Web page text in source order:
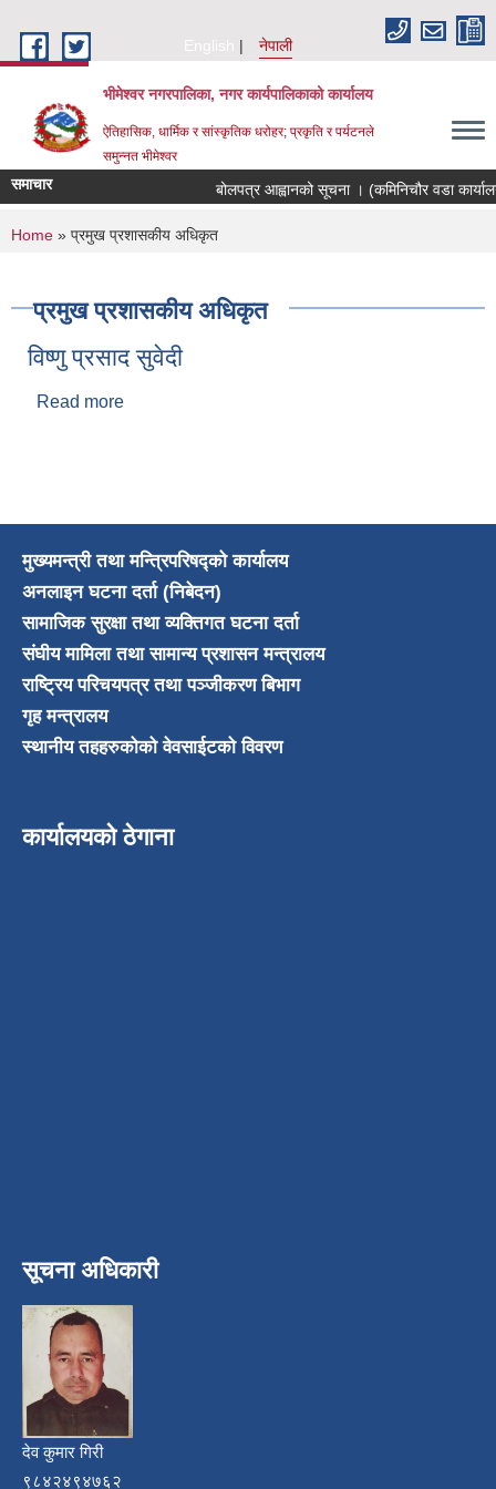
English
नेपाली
भीमेश्वर नगरपालिका, नगर कार्यपालिकाको कार्यालय
ऐतिहासिक, धार्मिक र सांस्कृतिक धरोहर; प्रकृति र पर्यटनले
समुन्नत भीमेश्वर
समाचार बोलपत्र आह्वानको सूचना । (कमिनिचौर वडा
You are here
Home » प्रमुख प्रशासकीय अधिकृत
प्रमुख प्रशासकीय अधिकृत
विष्णु प्रसाद सुवेदी
Read more
मुख्यमन्त्री तथा मन्त्रिपरिषद्को कार्यालय
अनलाइन घटना दर्ता (निबेदन)
सामाजिक सुरक्षा तथा व्यक्तिगत घटना दर्ता
संघीय मामिला तथा सामान्य प्रशासन मन्त्रालय
राष्ट्रिय परिचयपत्र तथा पञ्जीकरण बिभाग
गृह मन्त्रालय
स्थानीय तहहरुकोको वेवसाईटको विवरण
कार्यालयको ठेगाना
सूचना अधिकारी
देव कुमार गिरी
९८४२४९४७६२